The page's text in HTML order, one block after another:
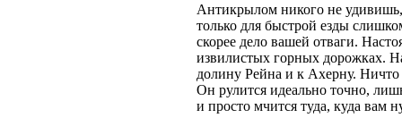
Антикрылом никого не
только для быстрой езды
скорее дело вашей отваги.
извилистых горных дорожках.
долину Рейна и к Ахерну. Ничто
Он рулится идеально точно,
и просто мчится туда, куда вам